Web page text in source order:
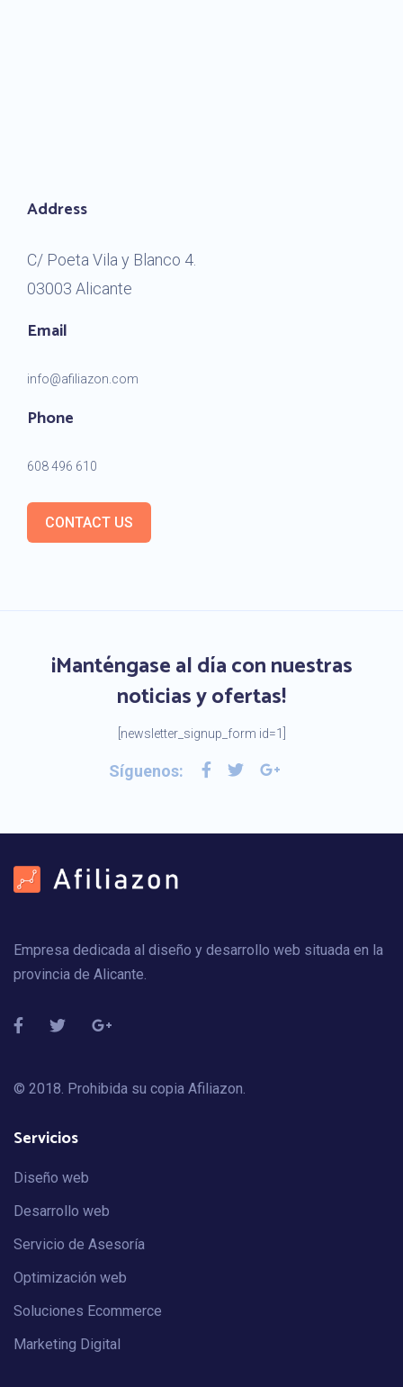
Address
C/ Poeta Vila y Blanco 4.
03003 Alicante
Email
info@afiliazon.com
Phone
608 496 610
CONTACT US
¡Manténgase al día con nuestras
noticias y ofertas!
[newsletter_signup_form id=1]
Síguenos:
Empresa dedicada al diseño y desarrollo web situada en la
provincia de Alicante.
© 2018. Prohibida su copia Afiliazon.
Servicios
Diseño web
Desarrollo web
Servicio de Asesoría
Optimización web
Soluciones Ecommerce
Marketing Digital